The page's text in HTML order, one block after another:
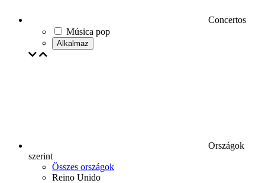
Concertos
Música pop
Alkalmaz
Országok
szerint
Összes országok
Reino Unido